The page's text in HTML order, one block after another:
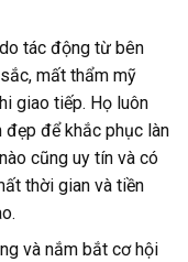
tác động từ bên
mất thẩm mỹ
giao tiếp. Họ luôn
đẹp để khắc phục làn
cũng uy tín và có
thời gian và tiền
và nắm bắt cơ hội